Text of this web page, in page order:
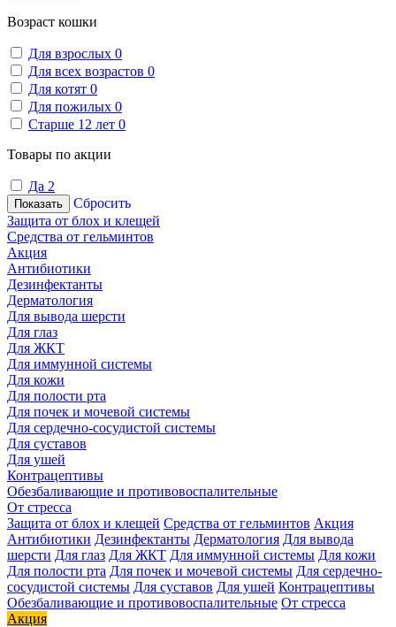
Возраст кошки
Для взрослых 0
Для всех возрастов 0
Для котят 0
Для пожилых 0
Старше 12 лет 0
Товары по акции
Да 2
Показать
Сбросить
Защита от блох и клещей
Средства от гельминтов
Акция
Антибиотики
Дезинфектанты
Дерматология
Для вывода шерсти
Для глаз
Для ЖКТ
Для иммунной системы
Для кожи
Для полости рта
Для почек и мочевой системы
Для сердечно-сосудистой системы
Для суставов
Для ушей
Контрацептивы
Обезбаливающие и противовоспалительные
От стресса
Защита от блох и клещей Средства от гельминтов Акция
Антибиотики Дезинфектанты Дерматология Для вывода
шерсти Для глаз Для ЖКТ Для иммунной системы Для кожи
Для полости рта Для почек и мочевой системы Для сердечно-
сосудистой системы Для суставов Для ушей Контрацептивы
Обезбаливающие и противовоспалительные От стресса
Акция